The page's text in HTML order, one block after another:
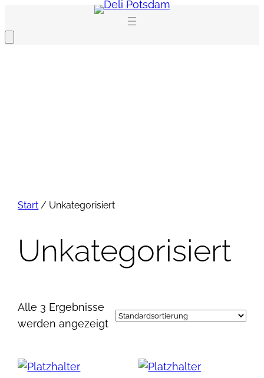
Inhalt
springen
Start / Unkategorisiert
Unkategorisiert
Alle 3 Ergebnisse
werden angezeigt